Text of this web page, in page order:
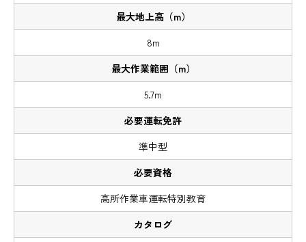
8m
5.7m
準中型
高所作業車運転特別教育